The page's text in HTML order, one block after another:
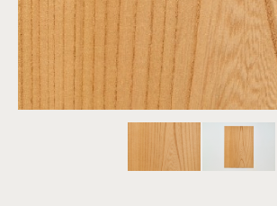
PROJECTS
ZH